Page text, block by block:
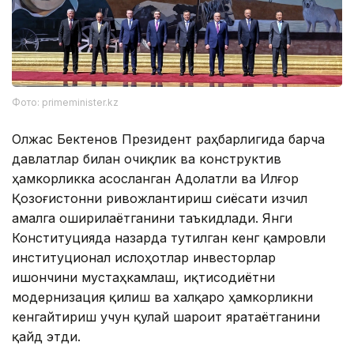
Фото: primeminister.kz
Олжас Бектенов Президент раҳбарлигида барча
давлатлар билан очиқлик ва конструктив
ҳамкорликка асосланган Адолатли ва Илғор
Қозоғистонни ривожлантириш сиёсати изчил
амалга оширилаётганини таъкидлади. Янги
Конституцияда назарда тутилган кенг қамровли
институционал ислоҳотлар инвесторлар
ишончини мустаҳкамлаш, иқтисодиётни
модернизация қилиш ва халқаро ҳамкорликни
кенгайтириш учун қулай шароит яратаётганини
қайд этди.